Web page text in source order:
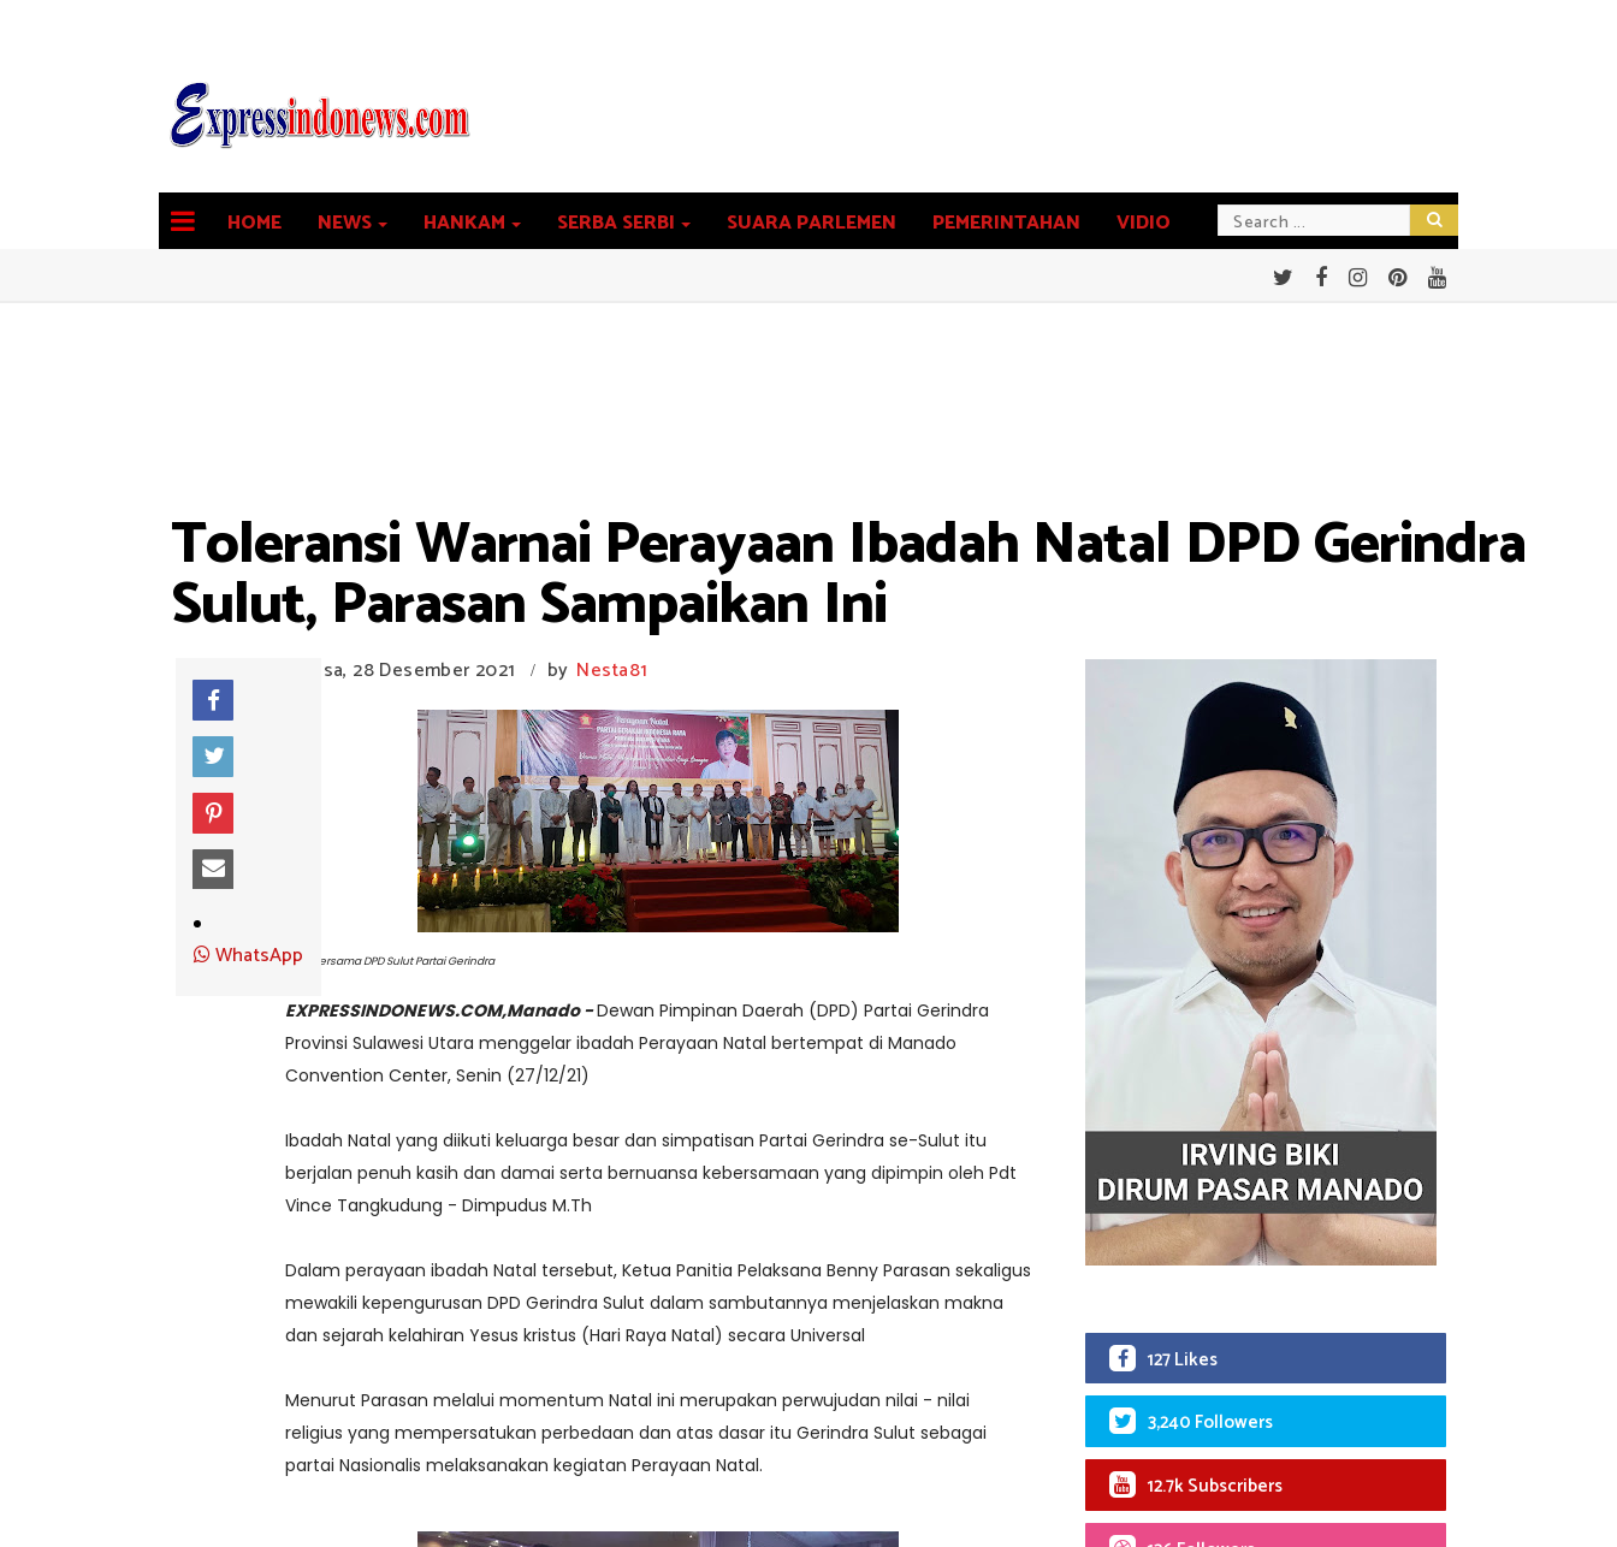
HOME NEWS HANKAM SERBA SERBI SUARA PARLEMEN PEMERINTAHAN VIDIO
Toleransi Warnai Perayaan Ibadah Natal DPD Gerindra
Sulut, Parasan Sampaikan Ini
Selasa, 28 Desember 2021 / by Nesta81
WhatsAppFoto Bersama DPD Sulut Partai Gerindra
EXPRESSINDONEWS.COM,Manado -Dewan Pimpinan Daerah (DPD) Partai Gerindra
Provinsi Sulawesi Utara menggelar ibadah Perayaan Natal bertempat di Manado
Convention Center, Senin (27/12/21)
Ibadah Natal yang diikuti keluarga besar dan simpatisan Partai Gerindra se-Sulut itu
berjalan penuh kasih dan damai serta bernuansa kebersamaan yang dipimpin oleh Pdt
Vince Tangkudung - Dimpudus M.Th
Dalam perayaan ibadah Natal tersebut, Ketua Panitia Pelaksana Benny Parasan sekaligus
mewakili kepengurusan DPD Gerindra Sulut dalam sambutannya menjelaskan makna
dan sejarah kelahiran Yesus kristus (Hari Raya Natal) secara Universal
Menurut Parasan melalui momentum Natal ini merupakan perwujudan nilai - nilai
religius yang mempersatukan perbedaan dan atas dasar itu Gerindra Sulut sebagai
partai Nasionalis melaksanakan kegiatan Perayaan Natal.
127 Likes
3,240 Followers
12.7k Subscribers